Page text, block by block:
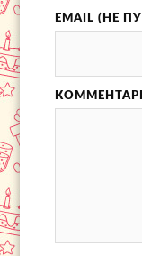
EMAIL (НЕ